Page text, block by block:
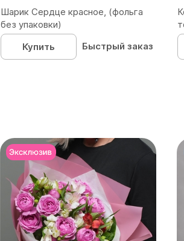
Шарик Сердце красное, (фольга
без упаковки)
Купить
Быстрый заказ